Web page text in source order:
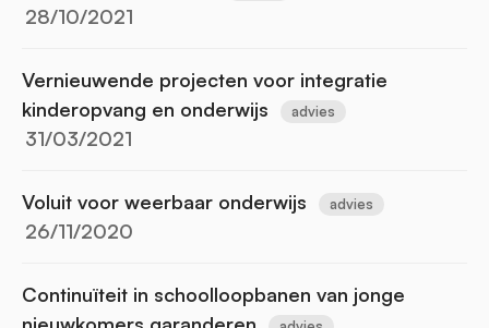
28/10/2021
Vernieuwende projecten voor integratie
kinderopvang en onderwijs
advies
31/03/2021
Voluit voor weerbaar onderwijs advies
26/11/2020
Continuïteit in schoolloopbanen van jonge